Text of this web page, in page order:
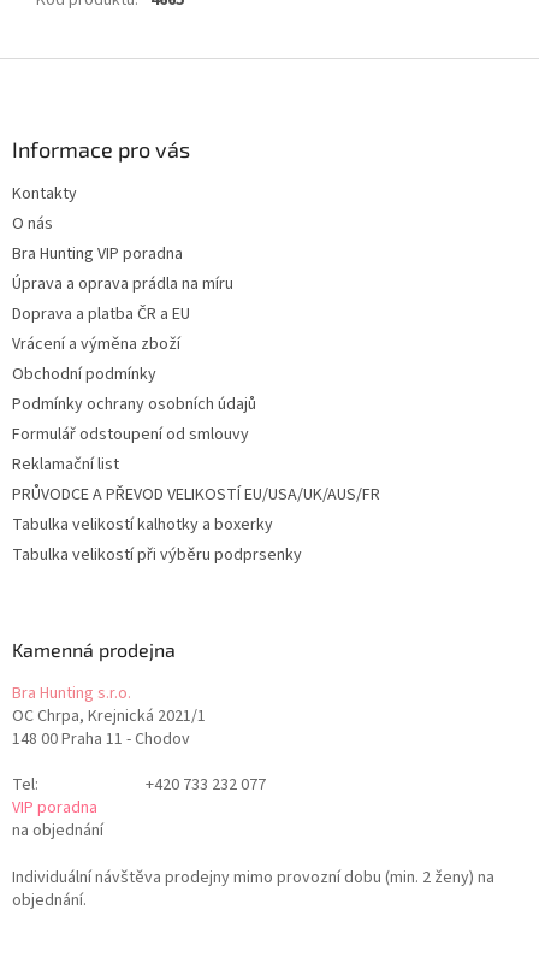
Informace pro vás
Kontakty
O nás
Bra Hunting VIP poradna
Úprava a oprava prádla na míru
Doprava a platba ČR a EU
Vrácení a výměna zboží
Obchodní podmínky
Podmínky ochrany osobních údajů
Formulář odstoupení od smlouvy
Reklamační list
PRŮVODCE A PŘEVOD VELIKOSTÍ EU/USA/UK/AUS/FR
Tabulka velikostí kalhotky a boxerky
Tabulka velikostí při výběru podprsenky
Kamenná prodejna
Bra Hunting s.r.o.
OC Chrpa, Krejnická 2021/1
148 00 Praha 11 - Chodov
Tel:
+420 733 232 077
VIP poradna
na objednání
Individuální návštěva prodejny mimo provozní dobu (min. 2 ženy) na
objednání.